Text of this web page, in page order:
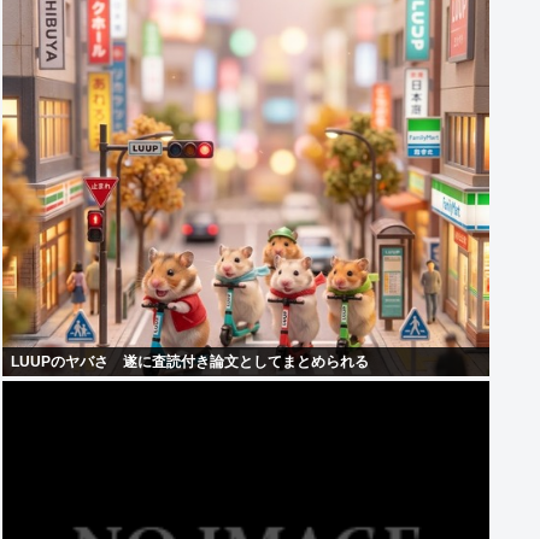
LUUPのヤバさ 遂に査読付き論文としてまとめられる